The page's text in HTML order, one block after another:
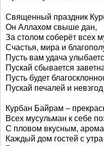
Священный праздник
Он Аллахом свыше дан,
За столом соберёт всех
Счастья, мира и
Пусть вам удача
Пускай сбывается
Пусть будет
Пускай печалей и
Курбан Байрам –
Всех мусульман к себе
С пловом вкусным,
Каждый дом гостей с